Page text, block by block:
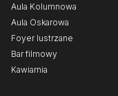
Aula Kolumnowa
Aula Oskarowa
Foyer lustrzane
Bar filmowy
Kawiarnia